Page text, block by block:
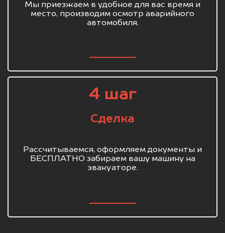
Мы приезжаем в удобное для вас время и
место, производим осмотр аварийного
автомобиля.
4 шаг
Сделка
Рассчитываемся, оформляем документы и
БЕСПЛАТНО забираем вашу машину на
эвакуаторе.